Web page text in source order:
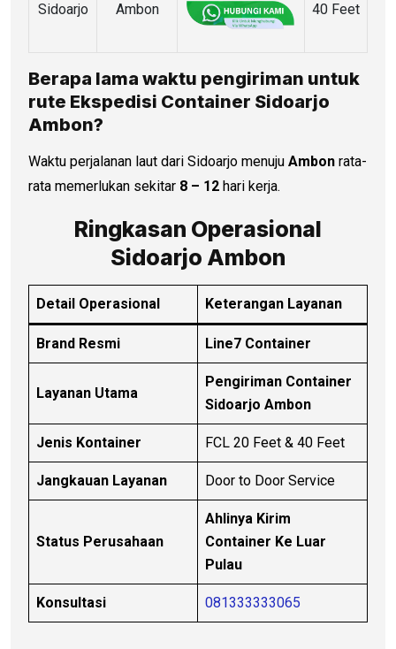
Sidoarjo Ambon 40 Feet
Berapa lama waktu pengiriman untuk
rute Ekspedisi Container Sidoarjo
Ambon?
Waktu perjalanan laut dari Sidoarjo menuju Ambon rata-
rata memerlukan sekitar 8 – 12 hari kerja.
Ringkasan Operasional
Sidoarjo Ambon
Detail Operasional Keterangan Layanan
Brand Resmi Line7 Container
Layanan Utama
Pengiriman Container
Sidoarjo Ambon
Jenis Kontainer FCL 20 Feet & 40 Feet
Jangkauan Layanan Door to Door Service
Status Perusahaan
Ahlinya Kirim
Container Ke Luar
Pulau
Konsultasi 081333333065